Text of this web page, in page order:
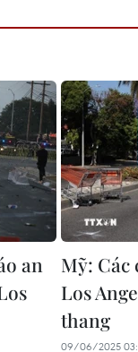
an
Mỹ: Các
Los
thang
09/06/2025